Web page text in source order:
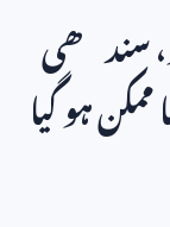
سندھی
ہو گیا